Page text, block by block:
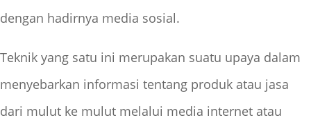
dengan hadirnya media sosial.
Teknik yang satu ini merupakan suatu upaya dalam
menyebarkan informasi tentang produk atau jasa
dari mulut ke mulut melalui media internet atau